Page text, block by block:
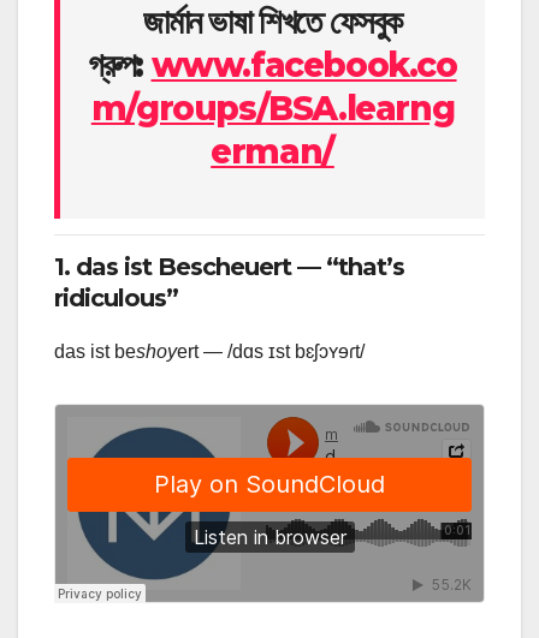
জার্মান ভাষা শিখতে ফেসবুক
গ্রুপ: www.facebook.co
m/groups/BSA.learng
erman/
1. das ist Bescheuert — “that’s
ridiculous”
das ist beshoyert — /dɑs ɪst bɛʃɔʏɘɾt/